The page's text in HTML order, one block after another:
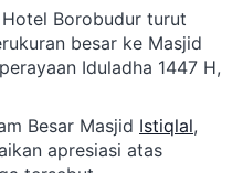
Borobudur turut
besar ke Masjid
Iduladha 1447 H,
Besar Masjid Istiqlal,
apresiasi atas